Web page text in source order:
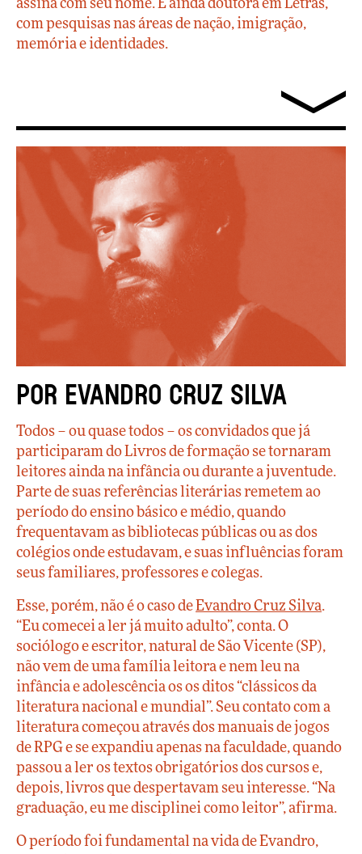
assina com seu nome. É ainda doutora em Letras,
com pesquisas nas áreas de nação, imigração,
memória e identidades.
Por Evandro Cruz Silva
Todos – ou quase todos – os convidados que já
participaram do Livros de formação se tornaram
leitores ainda na infância ou durante a juventude.
Parte de suas referências literárias remetem ao
período do ensino básico e médio, quando
frequentavam as bibliotecas públicas ou as dos
colégios onde estudavam, e suas influências foram
seus familiares, professores e colegas.
Esse, porém, não é o caso deEvandro Cruz Silva.
“Eu comecei a ler já muito adulto”, conta. O
sociólogo e escritor, natural de São Vicente (SP),
não vem de uma família leitora e nem leu na
infância e adolescência os os ditos “clássicos da
literatura nacional e mundial”. Seu contato com a
literatura começou através dos manuais de jogos
de RPG e se expandiu apenas na faculdade, quando
passou a ler os textos obrigatórios dos cursos e,
depois, livros que despertavam seu interesse. “Na
graduação, eu me disciplinei como leitor”, afirma.
O período foi fundamental na vida de Evandro,